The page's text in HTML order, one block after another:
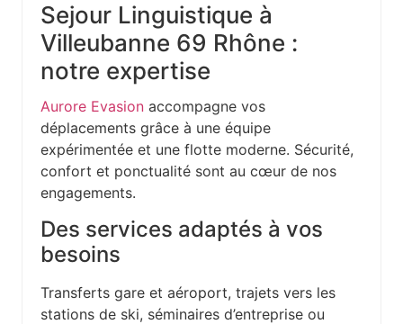
Sejour Linguistique à
Villeubanne 69 Rhône :
notre expertise
Aurore Evasion accompagne vos
déplacements grâce à une équipe
expérimentée et une flotte moderne. Sécurité,
confort et ponctualité sont au cœur de nos
engagements.
Des services adaptés à vos
besoins
Transferts gare et aéroport, trajets vers les
stations de ski, séminaires d’entreprise ou